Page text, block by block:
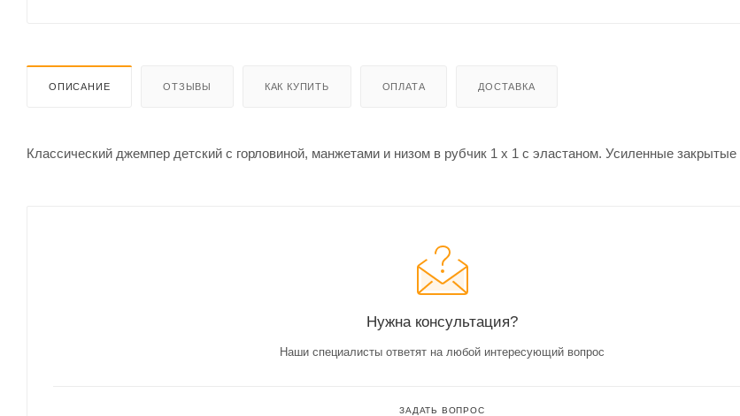
ОПИСАНИЕ ОТЗЫВЫ КАК КУПИТЬ ОПЛАТА ДОСТАВКА
Классический джемпер детский с горловиной, манжетами и низом в рубчик 1 x 1 с эластаном. Усиленные
Нужна консультация?
Наши специалисты ответят на любой интересующий вопрос
ЗАДАТЬ ВОПРОС